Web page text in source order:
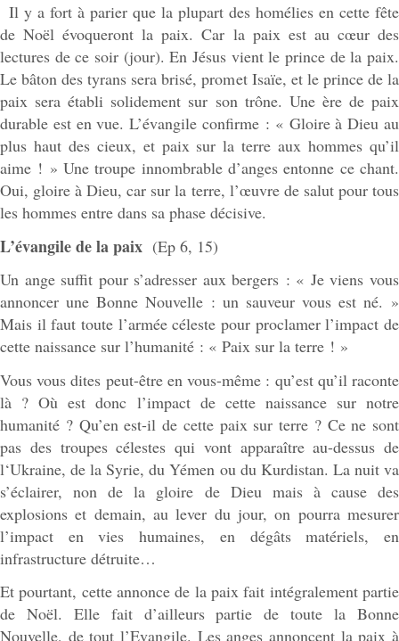
Il y a fort à parier que la plupart des homélies en cette fête
de Noël évoqueront la paix. Car la paix est au cœur des
lectures de ce soir (jour). En Jésus vient le prince de la paix.
Le bâton des tyrans sera brisé, promet Isaïe, et le prince de la
paix sera établi solidement sur son trône. Une ère de paix
durable est en vue. L’évangile confirme : « Gloire à Dieu au
plus haut des cieux, et paix sur la terre aux hommes qu’il
aime ! » Une troupe innombrable d’anges entonne ce chant.
Oui, gloire à Dieu, car sur la terre, l’œuvre de salut pour tous
les hommes entre dans sa phase décisive.
L’évangile de la paix (Ep 6, 15)
Un ange suffit pour s’adresser aux bergers : « Je viens vous
annoncer une Bonne Nouvelle : un sauveur vous est né. »
Mais il faut toute l’armée céleste pour proclamer l’impact de
cette naissance sur l’humanité : « Paix sur la terre ! »
Vous vous dites peut-être en vous-même : qu’est qu’il raconte
là ? Où est donc l’impact de cette naissance sur notre
humanité ? Qu’en est-il de cette paix sur terre ? Ce ne sont
pas des troupes célestes qui vont apparaître au-dessus de
l‘Ukraine, de la Syrie, du Yémen ou du Kurdistan. La nuit va
s’éclairer, non de la gloire de Dieu mais à cause des
explosions et demain, au lever du jour, on pourra mesurer
l’impact en vies humaines, en dégâts matériels, en
infrastructure détruite…
Et pourtant, cette annonce de la paix fait intégralement partie
de Noël. Elle fait d’ailleurs partie de toute la Bonne
Nouvelle, de tout l’Evangile. Les anges annoncent la paix à